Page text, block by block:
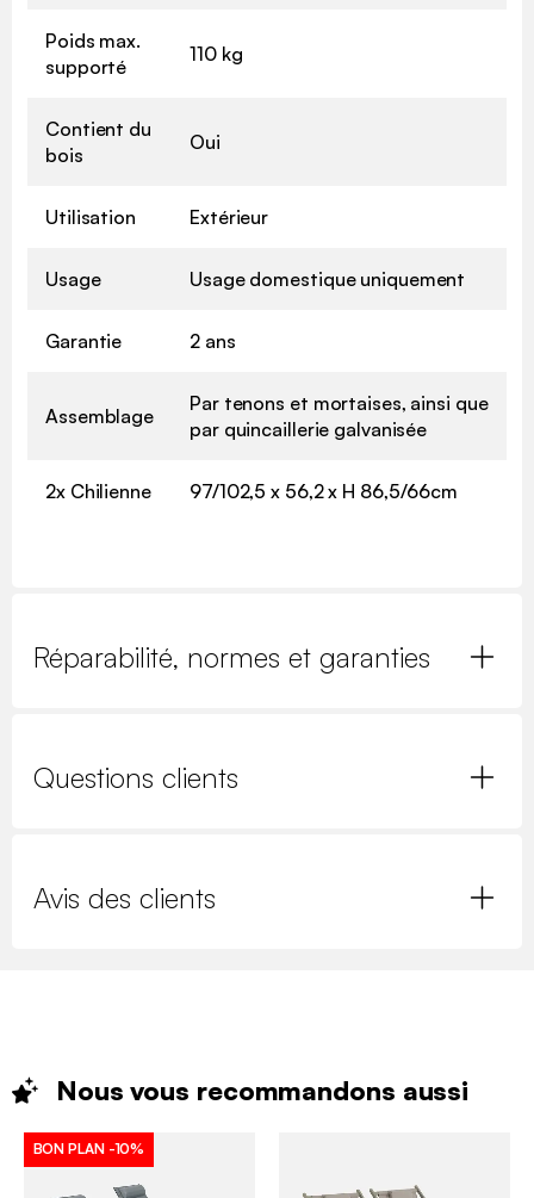
Poids max.
supporté
110 kg
Contient du
bois
Oui
Utilisation Extérieur
Usage Usage domestique uniquement
Garantie 2 ans
Assemblage
Par tenons et mortaises, ainsi que
par quincaillerie galvanisée
2x Chilienne 97/102,5 x 56,2 x H 86,5/66cm
Réparabilité, normes et garanties
Questions clients
Avis des clients
Nous vous recommandons aussi
BON PLAN -10%